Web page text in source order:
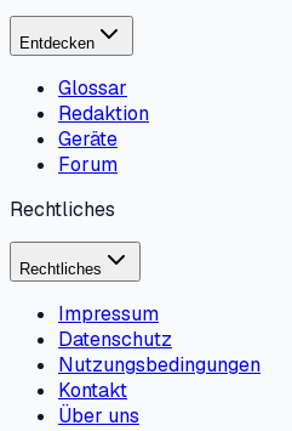
Entdecken
Glossar
Redaktion
Geräte
Forum
Rechtliches
Rechtliches
Impressum
Datenschutz
Nutzungsbedingungen
Kontakt
Über uns